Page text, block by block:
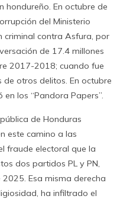
hondureño.​ En octubre de
del Ministerio
criminal contra Asfura, por
de 17.4 millones
2017-2018; cuando fue
otros delitos. En octubre
los “Pandora Papers”.
de Honduras
este camino a las
fraude electoral que la
dos partidos PL y PN,
Esa misma derecha
ha infiltrado el